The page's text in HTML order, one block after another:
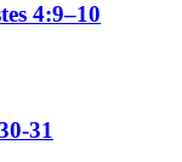
4:9–10
31